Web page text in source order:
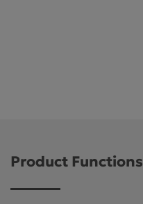
Product Functions